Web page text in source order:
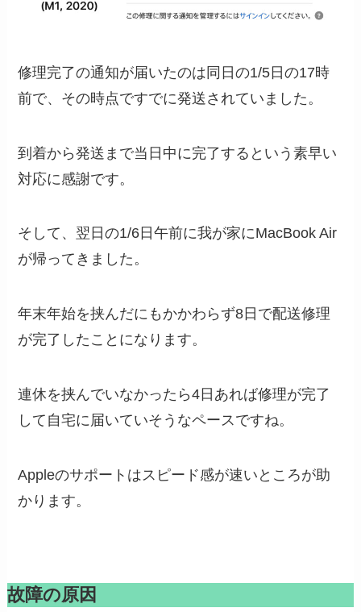
修理完了の通知が届いたのは同日の1/5日の17時
前で、その時点ですでに発送されていました。
到着から発送まで当日中に完了するという素早い
対応に感謝です。
そして、翌日の1/6日午前に我が家にMacBook Air
が帰ってきました。
年末年始を挟んだにもかかわらず8日で配送修理
が完了したことになります。
連休を挟んでいなかったら4日あれば修理が完了
して自宅に届いていそうなペースですね。
Appleのサポートはスピード感が速いところが助
かります。
故障の原因